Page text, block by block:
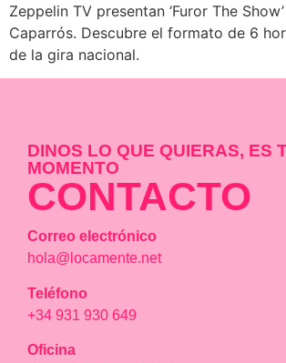
Zeppelin TV presentan ‘Furor The
Caparrós. Descubre el formato de 6
de la gira nacional.
DINOS LO QUE QUIERAS, ES
MOMENTO
CONTACTO
Correo electrónico
hola@locamente.net
Teléfono
+34 931 930 649
Oficina